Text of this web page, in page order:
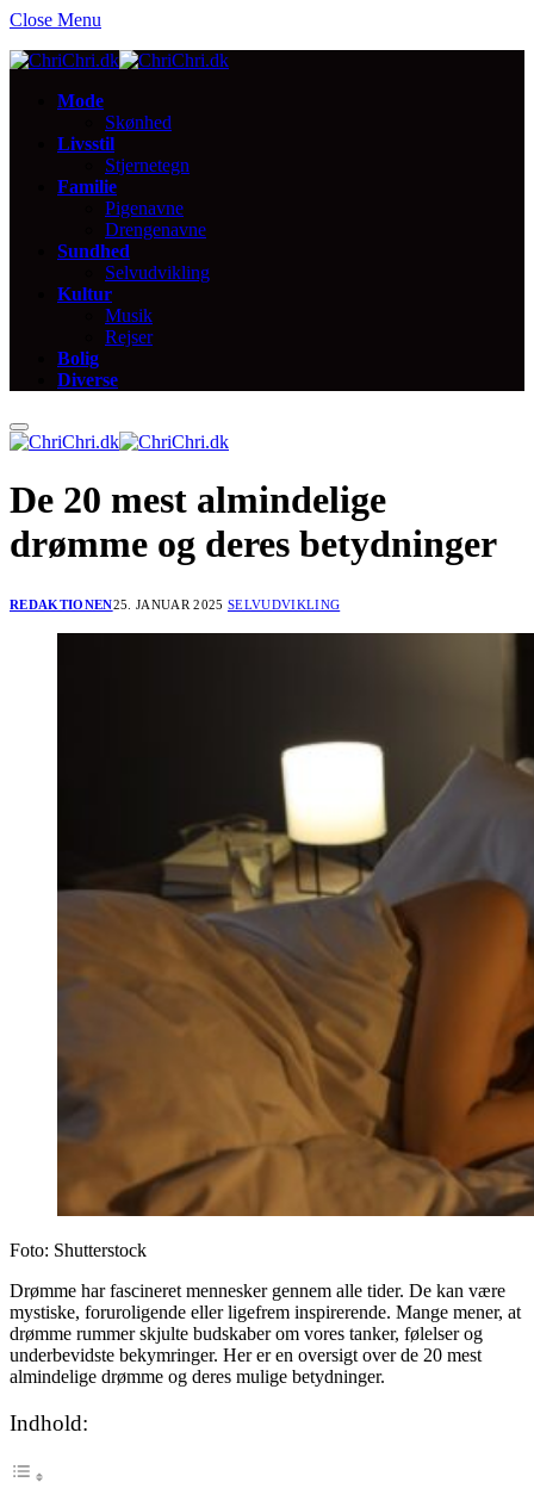
Close Menu
Mode
Skønhed
Livsstil
Stjernetegn
Familie
Pigenavne
Drengenavne
Sundhed
Selvudvikling
Kultur
Musik
Rejser
Bolig
Diverse
De 20 mest almindelige
drømme og deres betydninger
REDAKTIONEN25. JANUAR 2025 SELVUDVIKLING
Foto: Shutterstock
Drømme har fascineret mennesker gennem alle tider. De kan være
mystiske, foruroligende eller ligefrem inspirerende. Mange mener, at
drømme rummer skjulte budskaber om vores tanker, følelser og
underbevidste bekymringer. Her er en oversigt over de 20 mest
almindelige drømme og deres mulige betydninger.
Indhold: